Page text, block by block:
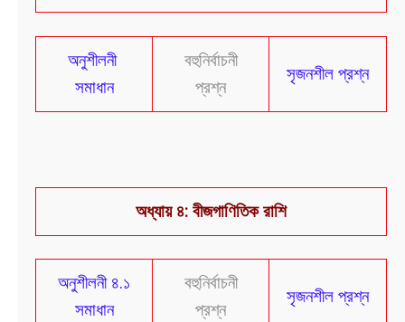
অনুশীলনী
সমাধান
বহুনির্বাচনী
প্রশ্ন
সৃজনশীল প্রশ্ন
অধ্যায় ৪: বীজগাণিতিক রাশি
অনুশীলনী ৪.১
সমাধান
বহুনির্বাচনী
প্রশ্ন
সৃজনশীল প্রশ্ন